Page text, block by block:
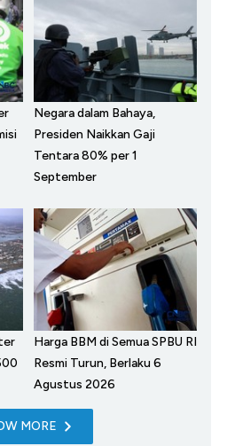
Negara dalam Bahaya,
Presiden Naikkan Gaji
Tentara 80% per 1
September
Harga BBM di Semua SPBU RI
Resmi Turun, Berlaku 6
Agustus 2026
MORE